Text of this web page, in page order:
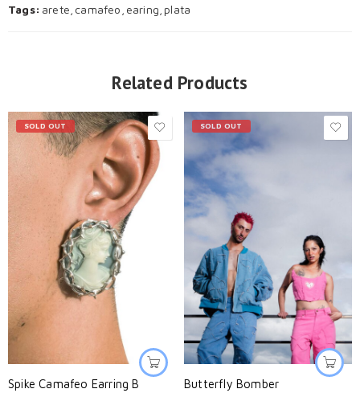
Tags: arete camafeo earing plata
Related Products
SOLD OUT
Spike Camafeo Earring B
SOLD OUT
Butterfly Bomber